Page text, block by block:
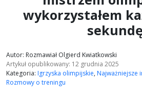
wykorzystałem
sekundę
Autor: Rozmawiał Olgierd Kwiatkowski
Artykuł opublikowany: 12 grudnia 2025
Kategoria: Igrzyska olimpijskie, Najważniejsze
Rozmowy o treningu